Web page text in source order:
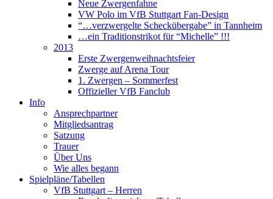
Neue Zwergenfahne
VW Polo im VfB Stuttgart Fan-Design
“…verzwergelte Scheckübergabe” in Tannheim
…ein Traditionstrikot für “Michelle” !!!
2013
Erste Zwergenweihnachtsfeier
Zwerge auf Arena Tour
1. Zwergen – Sommerfest
Offizieller VfB Fanclub
Info
Ansprechpartner
Mitgliedsantrag
Satzung
Trauer
Über Uns
Wie alles begann
Spielpläne/Tabellen
VfB Stuttgart – Herren